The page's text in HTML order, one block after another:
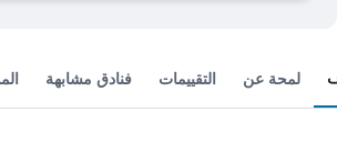
لمحة عن التقييمات فنادق مشابهة